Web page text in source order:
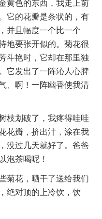
黄色的东西，我走上前
它的花瓣是条状的，有
并且幅度一个比一个
地要张开似的。菊花很
斗艳时，它却在那里独
它发出了一阵沁人心脾
、啊！一阵幽香使我清
枝划破了，我疼得哇哇
花瓣，挤出汁，涂在我
没过几天就好了。爸爸
泡茶喝呢！
菊花，晒干了送给我们
绝对顶的上冷饮，饮